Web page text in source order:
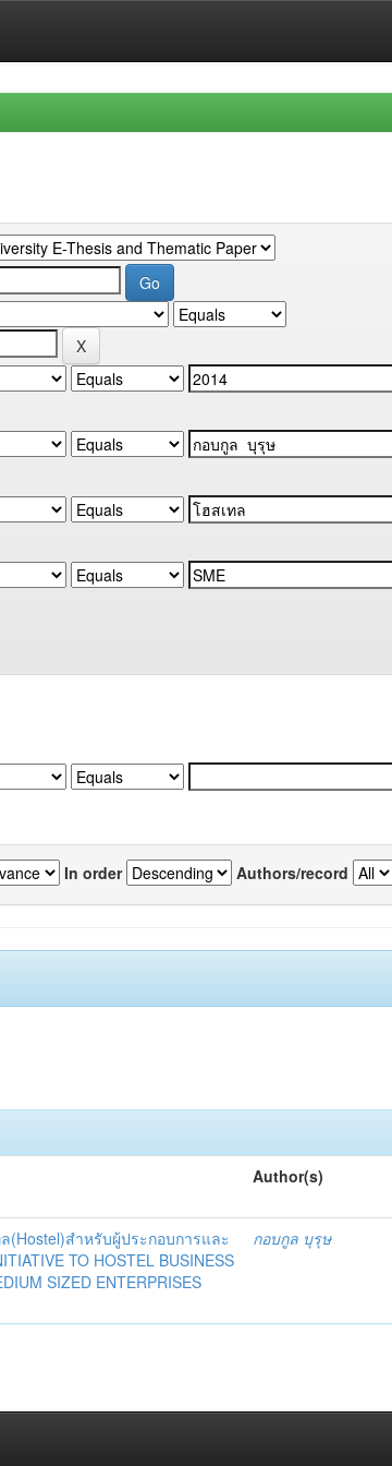
In order Authors/record
Author(s)
สำหรับผู้ประกอบการและ
TO HOSTEL BUSINESS
SIZED ENTERPRISES
กอบกูล บุรุษ